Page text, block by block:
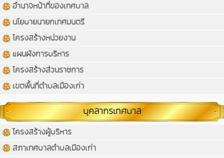
อำนาจหน้าที่ของเทศบาล
นโยบายนายกเทศมนตรี
โครงสร้างหน่วยงาน
แผนผังการบริหาร
โครงสร้างส่วนราชการ
เขตพื้นที่ตำบลเมืองเก่า
บุคลากรเทศบาล
โครงสร้างผู้บริหาร
สภาเทศบาลตำบลเมืองเก่า